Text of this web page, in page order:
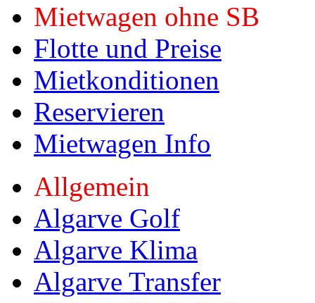
Mietwagen ohne SB
Flotte und Preise
Mietkonditionen
Reservieren
Mietwagen Info
Allgemein
Algarve Golf
Algarve Klima
Algarve Transfer